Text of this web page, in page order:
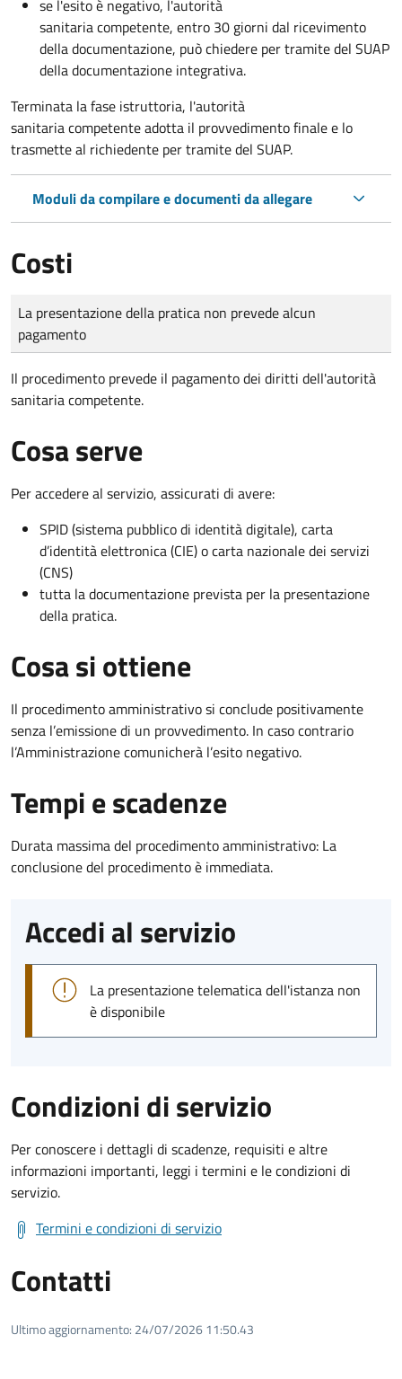
se l'esito è negativo, l'autorità
sanitaria competente, entro 30 giorni dal ricevimento
della documentazione, può chiedere per tramite del SUAP
della documentazione integrativa.
Terminata la fase istruttoria, l'autorità
sanitaria competente adotta il provvedimento finale e lo
trasmette al richiedente per tramite del SUAP.
Moduli da compilare e documenti da allegare
Costi
Tipo di pagamento
Importo
La presentazione della pratica non prevede alcun
pagamento
Il procedimento prevede il pagamento dei diritti dell'autorità
sanitaria competente.
Cosa serve
Per accedere al servizio, assicurati di avere:
SPID (sistema pubblico di identità digitale), carta
d’identità elettronica (CIE) o carta nazionale dei servizi
(CNS)
tutta la documentazione prevista per la presentazione
della pratica.
Cosa si ottiene
Il procedimento amministrativo si conclude positivamente
senza l’emissione di un provvedimento. In caso contrario
l’Amministrazione comunicherà l’esito negativo.
Tempi e scadenze
Durata massima del procedimento amministrativo: La
conclusione del procedimento è immediata.
Accedi al servizio
La presentazione telematica dell'istanza non
è disponibile
Condizioni di servizio
Per conoscere i dettagli di scadenze, requisiti e altre
informazioni importanti, leggi i termini e le condizioni di
servizio.
Termini e condizioni di servizio
Contatti
Ultimo aggiornamento: 24/07/2026 11:50.43